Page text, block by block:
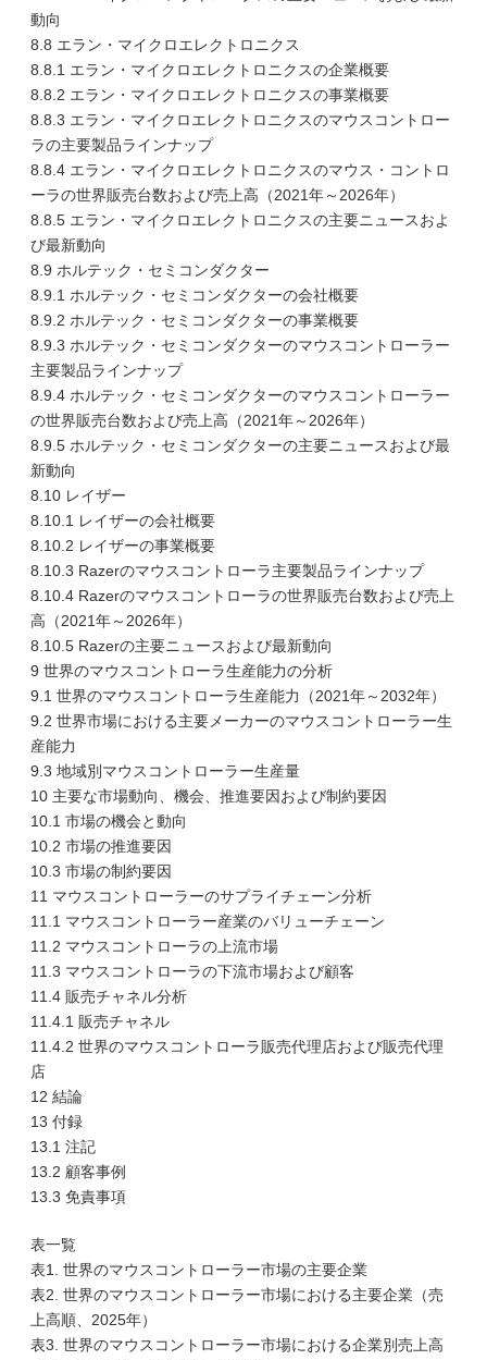
動向
8.8 エラン・マイクロエレクトロニクス
8.8.1 エラン・マイクロエレクトロニクスの企業概要
8.8.2 エラン・マイクロエレクトロニクスの事業概要
8.8.3 エラン・マイクロエレクトロニクスのマウスコントロー
ラの主要製品ラインナップ
8.8.4 エラン・マイクロエレクトロニクスのマウス・コントロ
ーラの世界販売台数および売上高（2021年～2026年）
8.8.5 エラン・マイクロエレクトロニクスの主要ニュースおよ
び最新動向
8.9 ホルテック・セミコンダクター
8.9.1 ホルテック・セミコンダクターの会社概要
8.9.2 ホルテック・セミコンダクターの事業概要
8.9.3 ホルテック・セミコンダクターのマウスコントローラー
主要製品ラインナップ
8.9.4 ホルテック・セミコンダクターのマウスコントローラー
の世界販売台数および売上高（2021年～2026年）
8.9.5 ホルテック・セミコンダクターの主要ニュースおよび最
新動向
8.10 レイザー
8.10.1 レイザーの会社概要
8.10.2 レイザーの事業概要
8.10.3 Razerのマウスコントローラ主要製品ラインナップ
8.10.4 Razerのマウスコントローラの世界販売台数および売上
高（2021年～2026年）
8.10.5 Razerの主要ニュースおよび最新動向
9 世界のマウスコントローラ生産能力の分析
9.1 世界のマウスコントローラ生産能力（2021年～2032年）
9.2 世界市場における主要メーカーのマウスコントローラー生
産能力
9.3 地域別マウスコントローラー生産量
10 主要な市場動向、機会、推進要因および制約要因
10.1 市場の機会と動向
10.2 市場の推進要因
10.3 市場の制約要因
11 マウスコントローラーのサプライチェーン分析
11.1 マウスコントローラー産業のバリューチェーン
11.2 マウスコントローラの上流市場
11.3 マウスコントローラの下流市場および顧客
11.4 販売チャネル分析
11.4.1 販売チャネル
11.4.2 世界のマウスコントローラ販売代理店および販売代理
店
12 結論
13 付録
13.1 注記
13.2 顧客事例
13.3 免責事項
表一覧
表1. 世界のマウスコントローラー市場の主要企業
表2. 世界のマウスコントローラー市場における主要企業（売
上高順、2025年）
表3. 世界のマウスコントローラー市場における企業別売上高